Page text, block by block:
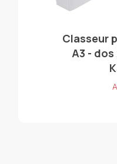
Classeur
A3 -